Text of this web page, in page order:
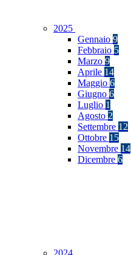
2025
Gennaio 9
Febbraio 5
Marzo 9
Aprile 14
Maggio 6
Giugno 6
Luglio 1
Agosto 2
Settembre 12
Ottobre 15
Novembre 14
Dicembre 6